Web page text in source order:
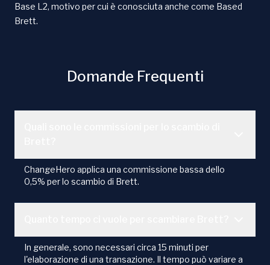
Base L2, motivo per cui è conosciuta anche come Based
Brett.
Domande Frequenti
ChangeHero applica una commissione bassa dello
0,5% per lo scambio di Brett.
In generale, sono necessari circa 15 minuti per
l'elaborazione di una transazione. Il tempo può variare a